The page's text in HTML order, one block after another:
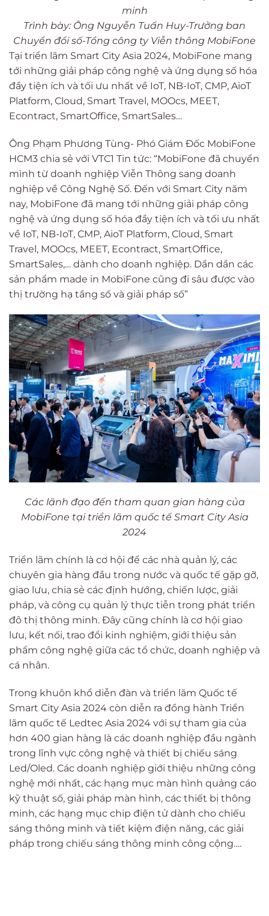
minh
Trình bày: Ông Nguyễn Tuấn Huy-Trưởng ban
Chuyển đổi số-Tổng công ty Viễn thông MobiFone
Tại triển lãm Smart City Asia 2024, MobiFone mang
tới những giải pháp công nghệ và ứng dụng số hóa
đầy tiện ích và tối ưu nhất về IoT, NB-IoT, CMP, AioT
Platform, Cloud, Smart Travel, MOOcs, MEET,
Econtract, SmartOffice, SmartSales…
Ông Phạm Phương Tùng- Phó Giám Đốc MobiFone
HCM3 chia sẻ với VTC1 Tin tức: “MobiFone đã chuyển
mình từ doanh nghiệp Viễn Thông sang doanh
nghiệp về Công Nghệ Số. Đến với Smart City năm
nay, MobiFone đã mang tới những giải pháp công
nghệ và ứng dụng số hóa đầy tiện ích và tối ưu nhất
về IoT, NB-IoT, CMP, AioT Platform, Cloud, Smart
Travel, MOOcs, MEET, Econtract, SmartOffice,
SmartSales,… dành cho doanh nghiệp. Dần dần các
sản phẩm made in MobiFone cũng đi sâu được vào
thị trường hạ tầng số và giải pháp số”
Các lãnh đạo đến tham quan gian hàng của
MobiFone tại triển lãm quốc tế Smart City Asia
2024
Triển lãm chính là cơ hội để các nhà quản lý, các
chuyên gia hàng đầu trong nước và quốc tế gặp gỡ,
giao lưu, chia sẻ các định hướng, chiến lược, giải
pháp, và công cụ quản lý thực tiễn trong phát triển
đô thị thông minh. Đây cũng chính là cơ hội giao
lưu, kết nối, trao đổi kinh nghiệm, giới thiệu sản
phẩm công nghệ giữa các tổ chức, doanh nghiệp và
cá nhân.
Trong khuôn khổ diễn đàn và triển lãm Quốc tế
Smart City Asia 2024 còn diễn ra đồng hành Triển
lãm quốc tế Ledtec Asia 2024 với sự tham gia của
hơn 400 gian hàng là các doanh nghiệp đầu ngành
trong lĩnh vực công nghệ và thiết bị chiếu sáng
Led/Oled. Các doanh nghiệp giới thiệu những công
nghệ mới nhất, các hạng mục màn hình quảng cáo
kỹ thuật số, giải pháp màn hình, các thiết bị thông
minh, các hạng mục chip điện tử dành cho chiếu
sáng thông minh và tiết kiệm điện năng, các giải
pháp trong chiếu sáng thông minh công cộng….